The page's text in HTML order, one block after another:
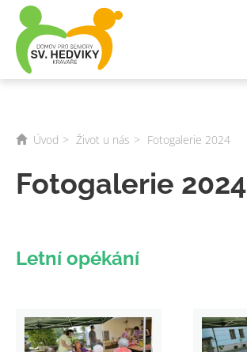
Úvod Život u nás Fotogalerie 2024
Fotogalerie 2024
Letní opékání